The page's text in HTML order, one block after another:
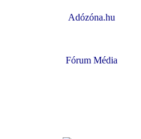
Adózóna.hu
Fórum Média